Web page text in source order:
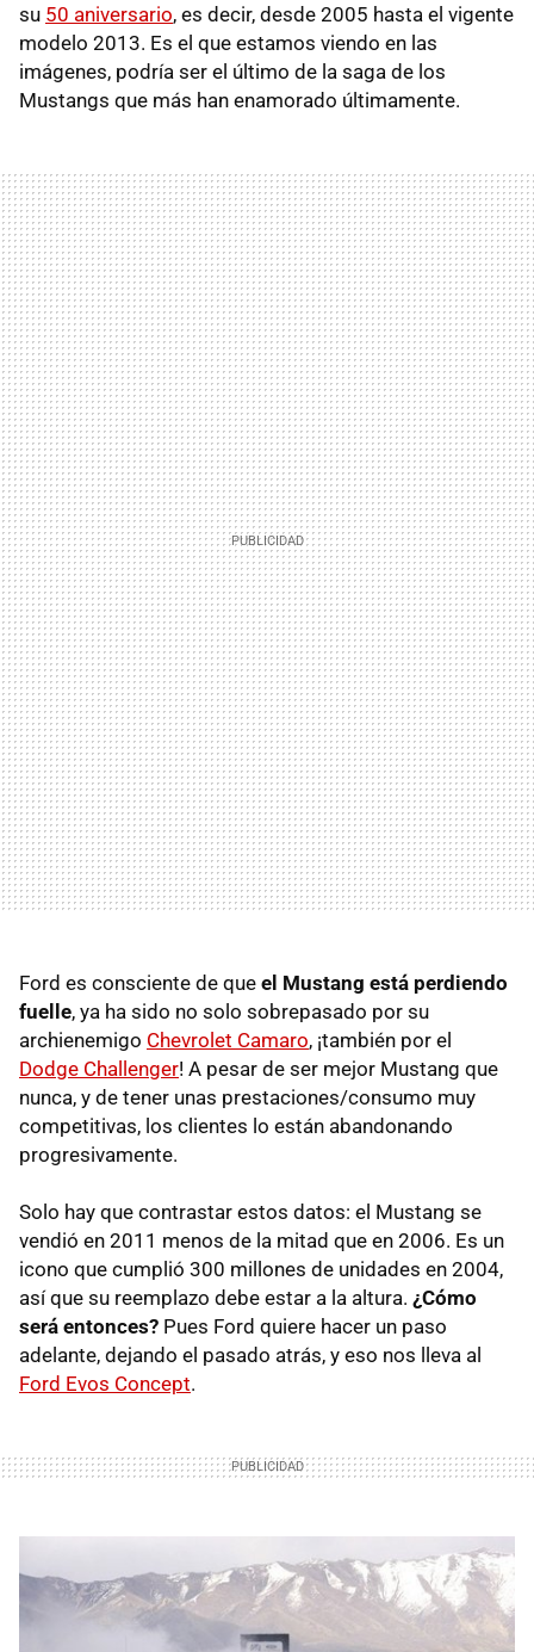
su 50 aniversario, es decir, desde 2005 hasta el vigente
modelo 2013. Es el que estamos viendo en las
imágenes, podría ser el último de la saga de los
Mustangs que más han enamorado últimamente.
Ford es consciente de que el Mustang está perdiendo
fuelle, ya ha sido no solo sobrepasado por su
archienemigo Chevrolet Camaro, ¡también por el
Dodge Challenger! A pesar de ser mejor Mustang que
nunca, y de tener unas prestaciones/consumo muy
competitivas, los clientes lo están abandonando
progresivamente.
Solo hay que contrastar estos datos: el Mustang se
vendió en 2011 menos de la mitad que en 2006. Es un
icono que cumplió 300 millones de unidades en 2004,
así que su reemplazo debe estar a la altura. ¿Cómo
será entonces? Pues Ford quiere hacer un paso
adelante, dejando el pasado atrás, y eso nos lleva al
Ford Evos Concept.